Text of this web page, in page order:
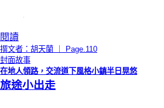
閱讀
撰文者：胡天蘭 ｜ Page.110
封面故事
在地人領路，交流道下風格小鎮半日晃悠
旅途小出走